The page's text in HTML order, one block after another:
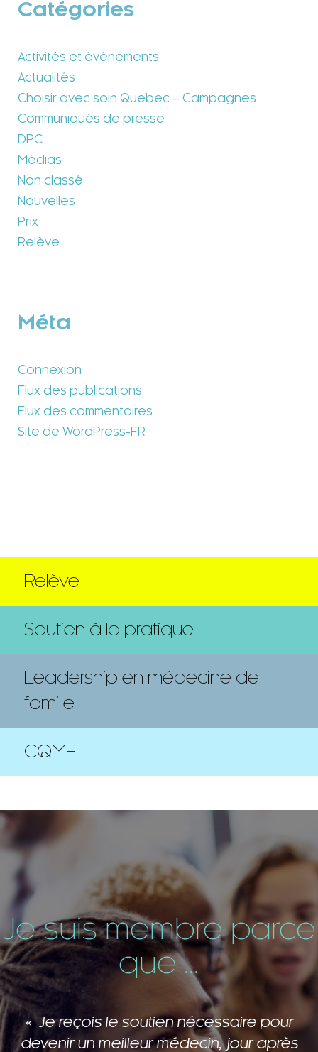
Catégories
Activités et événements
Actualités
Choisir avec soin Quebec – Campagnes
Communiqués de presse
DPC
Médias
Non classé
Nouvelles
Prix
Relève
Méta
Connexion
Flux des publications
Flux des commentaires
Site de WordPress-FR
Relève
Soutien à la pratique
Leadership en médecine de
famille
CQMF
Je suis membre parce
que ...
Je reçois le soutien nécessaire pour
devenir un meilleur médecin, jour après